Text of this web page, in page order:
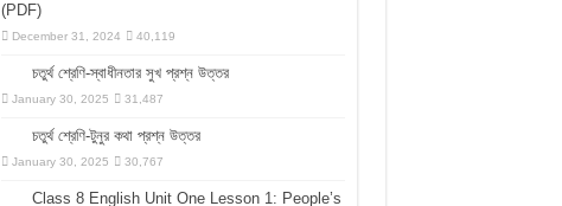
(PDF)
December 31, 2024 40,119
চতুর্থ শ্রেণি-স্বাধীনতার সুখ প্রশ্ন উত্তর
January 30, 2025 31,487
চতুর্থ শ্রেণি-টুনুর কথা প্রশ্ন উত্তর
January 30, 2025 30,767
Class 8 English Unit One Lesson 1: People’s